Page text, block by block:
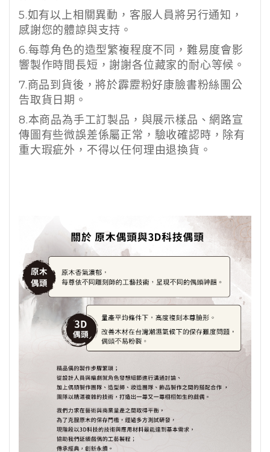
5.如有以上相關異動，客服人員將另行通知，
感謝您的體諒與支持。
6.每尊角色的造型繁複程度不同，難易度會影
響製作時間長短，謝謝各位藏家的耐心等候。
7.商品到貨後，將於霹靂粉好康臉書粉絲團公
告取貨日期。
8.本商品為手工訂製品，與展示樣品、網路宣
傳圖有些微誤差係屬正常，驗收確認時，除有
重大瑕疵外，不得以任何理由退換貨。